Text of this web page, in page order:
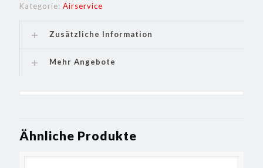
Kategorie: Airservice
Zusätzliche Information
Mehr Angebote
Ähnliche Produkte